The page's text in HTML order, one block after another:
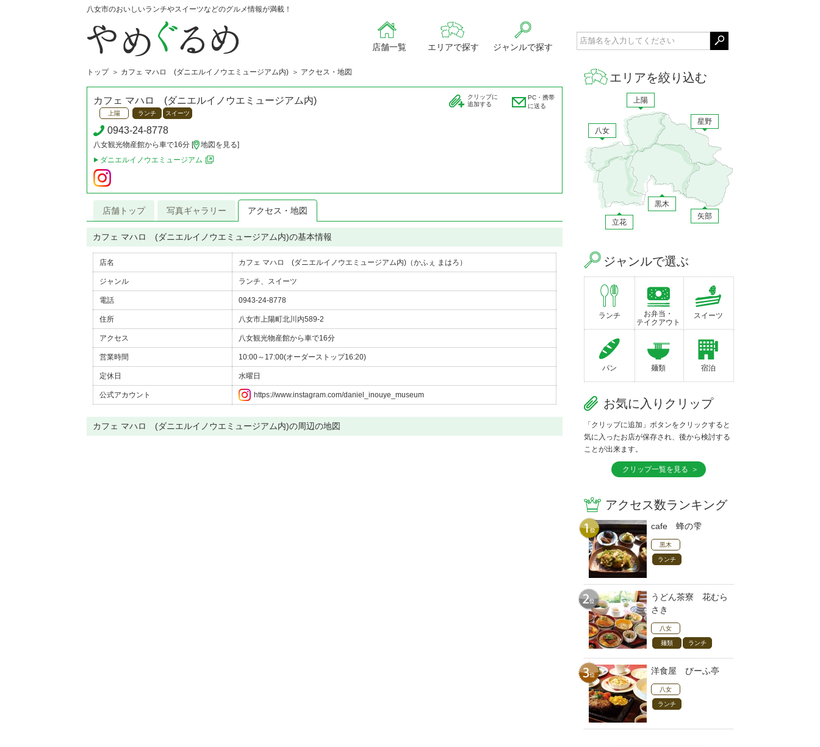
八女市のおいしいランチやスイーツなどのグルメ情報が満載！
店舗一覧 エリアで探す ジャンルで探す
トップ カフェ マハロ (ダニエルイノウエミュージアム内) アクセス・地図
カフェ マハロ (ダニエルイノウエミュージアム内)
上陽 ランチ スイーツ
0943-24-8778
八女観光物産館から車で16分 [ 地図を見る]
ダニエルイノウエミュージアム
クリップに
追加する
PC・携帯
に送る
店舗トップ 写真ギャラリー アクセス・地図
カフェ マハロ (ダニエルイノウエミュージアム内)の基本情報
店名 カフェ マハロ (ダニエルイノウエミュージアム内)（かふぇ まはろ）
ジャンル ランチ、スイーツ
電話 0943-24-8778
住所 八女市上陽町北川内589-2
アクセス 八女観光物産館から車で16分
営業時間 10:00～17:00(オーダーストップ16:20)
定休日 水曜日
公式アカウント https://www.instagram.com/daniel_inouye_museum
カフェ マハロ (ダニエルイノウエミュージアム内)の周辺の地図
エリアを絞り込む
八女
上陽
黒木
立花
星野
矢部
ジャンルで選ぶ
ランチ
お弁当・
テイクアウト
スイーツ
パン 麺類 宿泊
お気に入りクリップ
「クリップに追加」ボタンをクリックすると
気に入ったお店が保存され、後から検討する
ことが出来ます。
クリップ一覧を見る
アクセス数ランキング
cafe 蜂の雫
黒木
ランチ
うどん茶寮 花むら
さき
八女
麺類 ランチ
洋食屋 びーふ亭
八女
ランチ